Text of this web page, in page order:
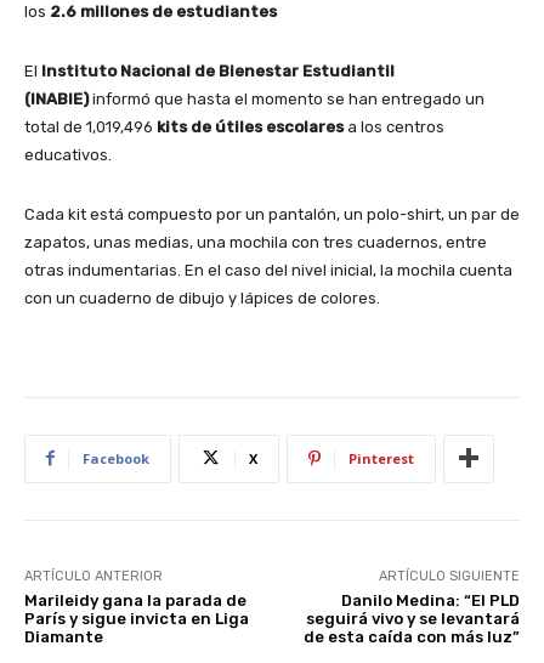
los 2.6 millones de estudiantes
El Instituto Nacional de Bienestar Estudiantil
(INABIE)informó que hasta el momento se han entregado un
total de 1,019,496 kits de útiles escolaresa los centros
educativos.
Cada kit está compuesto por un pantalón, un polo-shirt, un par de
zapatos, unas medias, una mochila con tres cuadernos, entre
otras indumentarias. En el caso del nivel inicial, la mochila cuenta
con un cuaderno de dibujo y lápices de colores.
Facebook X Pinterest
ARTÍCULO ANTERIOR
Marileidy gana la parada de
París y sigue invicta en Liga
Diamante
ARTÍCULO SIGUIENTE
Danilo Medina: “El PLD
seguirá vivo y se levantará
de esta caída con más luz”